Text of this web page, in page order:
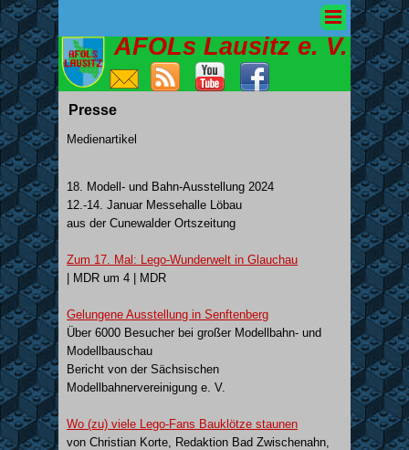
AFOLs Lausitz e. V.
Presse
Medienartikel
18. Modell- und Bahn-Ausstellung 2024
12.-14. Januar Messehalle Löbau
aus der Cunewalder Ortszeitung
Zum 17. Mal: Lego-Wunderwelt in Glauchau
| MDR um 4 | MDR
Gelungene Ausstellung in Senftenberg
Über 6000 Besucher bei großer Modellbahn- und
Modellbauschau
Bericht von der Sächsischen
Modellbahnervereinigung e. V.
Wo (zu) viele Lego-Fans Bauklötze staunen
vonChristian Korte, Redaktion Bad Zwischenahn,